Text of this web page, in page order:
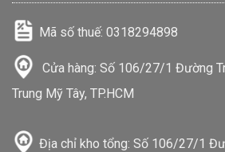
Mã số thuế: 0318294898
Cửa hàng: Số 106/27/1 Đường
Trung Mỹ Tây, TP.HCM
Địa chỉ kho tổng: Số 106/27/1